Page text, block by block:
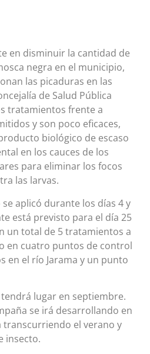
en disminuir la cantidad de
negra en el municipio,
las picaduras en las
de Salud Pública
tratamientos frente a
y son poco eficaces,
biológico de escaso
en los cauces de los
para eliminar los focos
las larvas.
aplicó durante los días 4 y
está previsto para el día 25
un total de 5 tratamientos a
en cuatro puntos de control
en el río Jarama y un punto
lugar en septiembre.
se irá desarrollando en
transcurriendo el verano y
insecto.